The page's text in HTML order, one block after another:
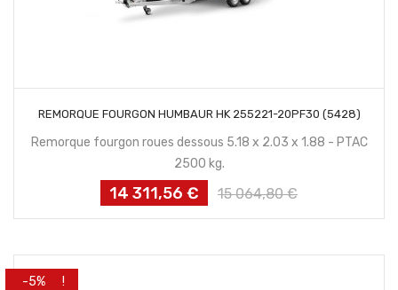
REMORQUE FOURGON HUMBAUR HK 255221-20PF30 (5428)
Remorque fourgon roues dessous 5.18 x 2.03 x 1.88 - PTAC
2500 kg.
Prix
14 311,56 €
Prix
15 064,80 €
PROMO !
-5%